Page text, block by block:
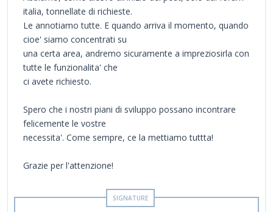
italia, tonnellate di richieste.
Le annotiamo tutte. E quando arriva il momento, quando
cioe' siamo concentrati su
una certa area, andremo sicuramente a impreziosirla con
tutte le funzionalita' che
ci avete richiesto.
Spero che i nostri piani di sviluppo possano incontrare
felicemente le vostre
necessita'. Come sempre, ce la mettiamo tuttta!
Grazie per l'attenzione!